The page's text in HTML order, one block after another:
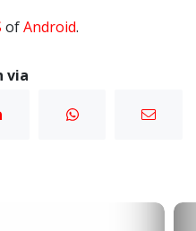
ofAndroid.
via